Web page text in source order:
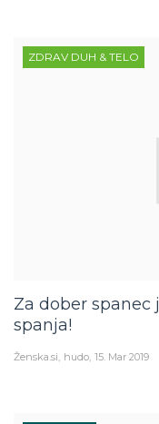
ZDRAV DUH & TELO
Za dober
spanja!
Ženska.si hudo 15. Mar 2019